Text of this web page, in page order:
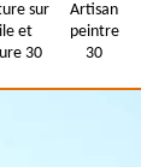
sur
et
30
Artisan
peintre
30